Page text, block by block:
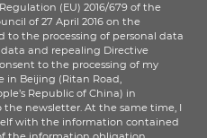
(EU) 2016/679 of the
of 27 April 2016 on the
the processing of personal data
and repealing Directive
to the processing of my
in Beijing (Ritan Road,
Republic of China) in
newsletter. At the same time, I
with the information contained